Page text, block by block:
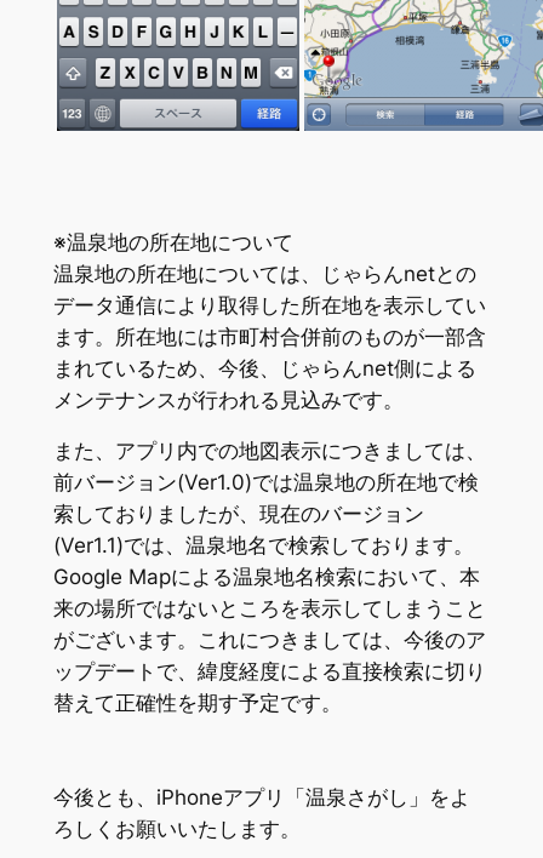
※温泉地の所在地について
温泉地の所在地については、じゃらんnetとの
データ通信により取得した所在地を表示してい
ます。所在地には市町村合併前のものが一部含
まれているため、今後、じゃらんnet側による
メンテナンスが行われる見込みです。
また、アプリ内での地図表示につきましては、
前バージョン(Ver1.0)では温泉地の所在地で検
索しておりましたが、現在のバージョン
(Ver1.1)では、温泉地名で検索しております。
Google Mapによる温泉地名検索において、本
来の場所ではないところを表示してしまうこと
がございます。これにつきましては、今後のア
ップデートで、緯度経度による直接検索に切り
替えて正確性を期す予定です。
今後とも、iPhoneアプリ「温泉さがし」をよ
ろしくお願いいたします。